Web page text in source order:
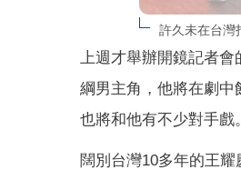
許久未在台灣
上週才舉辦開鏡記者會
綱男主角，他將在劇中
也將和他有不少對手戲。
闊別台灣10多年的王